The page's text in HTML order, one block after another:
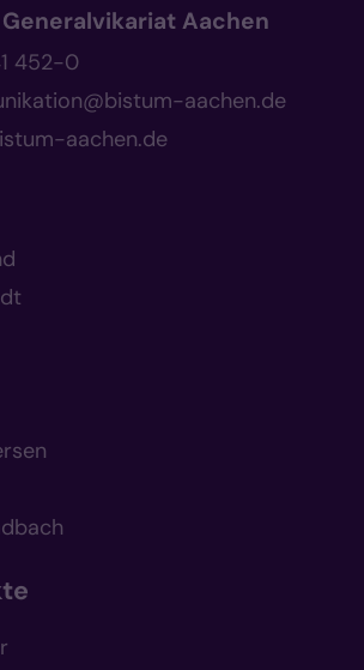
Aachen
452-0
aachen.de
aachen.de